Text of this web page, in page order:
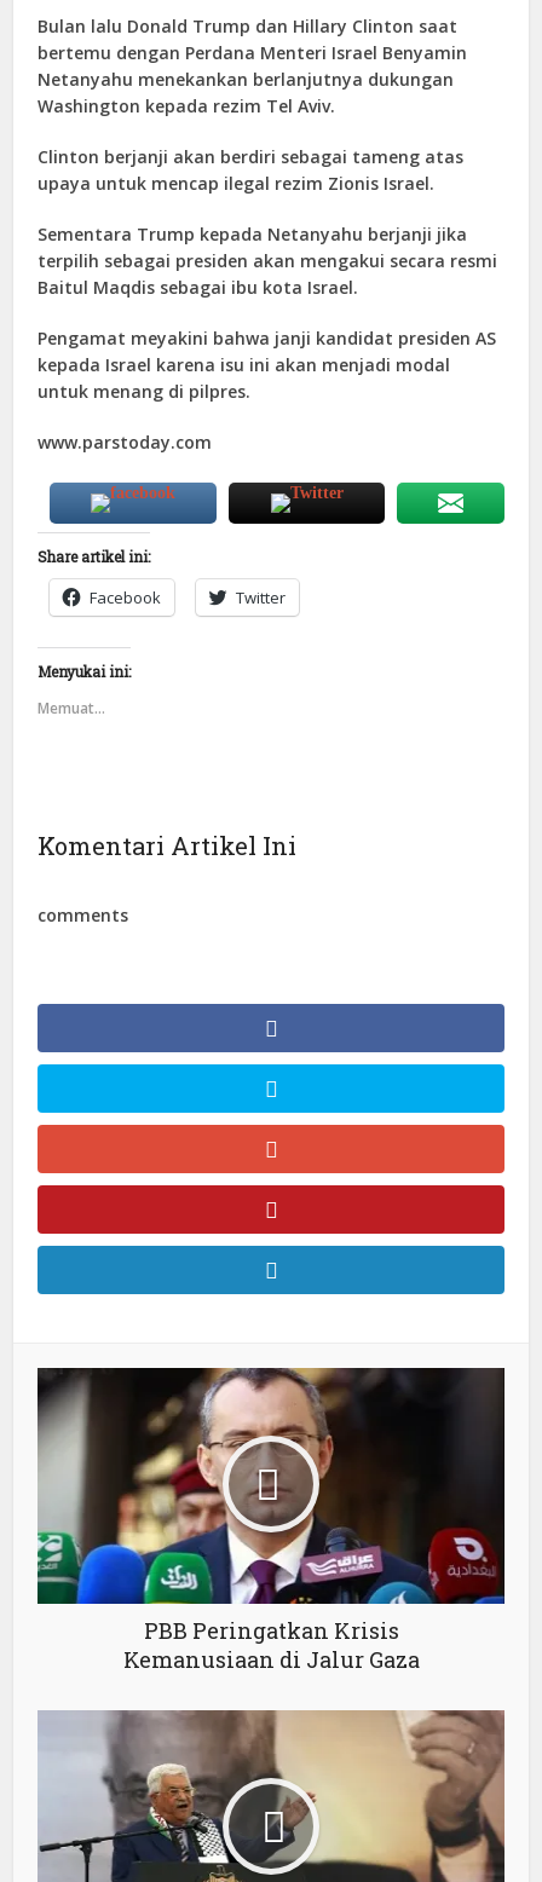
Bulan lalu Donald Trump dan Hillary Clinton saat
bertemu dengan Perdana Menteri Israel Benyamin
Netanyahu menekankan berlanjutnya dukungan
Washington kepada rezim Tel Aviv.
Clinton berjanji akan berdiri sebagai tameng atas
upaya untuk mencap ilegal rezim Zionis Israel.
Sementara Trump kepada Netanyahu berjanji jika
terpilih sebagai presiden akan mengakui secara resmi
Baitul Maqdis sebagai ibu kota Israel.
Pengamat meyakini bahwa janji kandidat presiden AS
kepada Israel karena isu ini akan menjadi modal
untuk menang di pilpres.
www.parstoday.com
Share artikel ini:
Facebook Twitter
Menyukai ini:
Memuat...
Komentari Artikel Ini
comments
PBB Peringatkan Krisis
Kemanusiaan di Jalur Gaza